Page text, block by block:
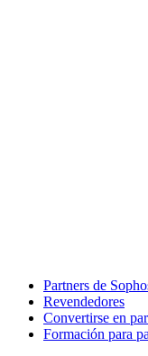
Partners de
Revendedores
Convertirse en
Formación para